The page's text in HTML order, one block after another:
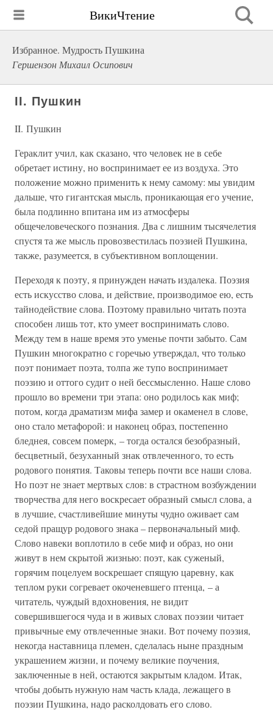
ВикиЧтение
Избранное. Мудрость Пушкина
Гершензон Михаил Осипович
II. Пушкин
II. Пушкин
Гераклит учил, как сказано, что человек не в себе
обретает истину, но воспринимает ее из воздуха. Это
положение можно применить к нему самому: мы увидим
дальше, что гигантская мысль, проникающая его учение,
была подлинно впитана им из атмосферы
общечеловеческого познания. Два с лишним тысячелетия
спустя та же мысль провозвестилась поэзией Пушкина,
также, разумеется, в субъективном воплощении.
Переходя к поэту, я принужден начать издалека. Поэзия
есть искусство слова, и действие, производимое ею, есть
тайнодействие слова. Поэтому правильно читать поэта
способен лишь тот, кто умеет воспринимать слово.
Между тем в наше время это уменье почти забыто. Сам
Пушкин многократно с горечью утверждал, что только
поэт понимает поэта, толпа же тупо воспринимает
поэзию и оттого судит о ней бессмысленно. Наше слово
прошло во времени три этапа: оно родилось как миф;
потом, когда драматизм мифа замер и окаменел в слове,
оно стало метафорой: и наконец образ, постепенно
бледнея, совсем померк, – тогда остался безобразный,
бесцветный, безуханный знак отвлеченного, то есть
родового понятия. Таковы теперь почти все наши слова.
Но поэт не знает мертвых слов: в страстном возбуждении
творчества для него воскресает образный смысл слова, а
в лучшие, счастливейшие минуты чудно оживает сам
седой пращур родового знака – первоначальный миф.
Слово навеки воплотило в себе миф и образ, но они
живут в нем скрытой жизнью: поэт, как суженый,
горячим поцелуем воскрешает спящую царевну, как
теплом руки согревает окоченевшего птенца, – а
читатель, чуждый вдохновения, не видит
совершившегося чуда и в живых словах поэзии читает
привычные ему отвлеченные знаки. Вот почему поэзия,
некогда наставница племен, сделалась ныне праздным
украшением жизни, и почему великие поучения,
заключенные в ней, остаются закрытым кладом. Итак,
чтобы добыть нужную нам часть клада, лежащего в
поэзии Пушкина, надо расколдовать его слово.